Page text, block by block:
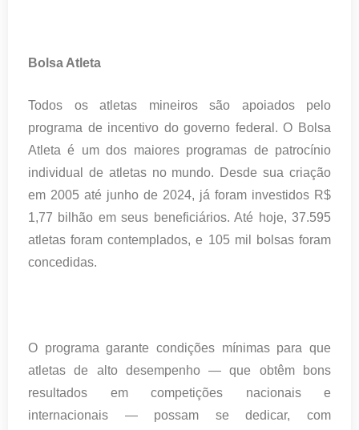
Bolsa Atleta
Todos os atletas mineiros são apoiados pelo
programa de incentivo do governo federal. O Bolsa
Atleta é um dos maiores programas de patrocínio
individual de atletas no mundo. Desde sua criação
em 2005 até junho de 2024, já foram investidos R$
1,77 bilhão em seus beneficiários. Até hoje, 37.595
atletas foram contemplados, e 105 mil bolsas foram
concedidas.
O programa garante condições mínimas para que
atletas de alto desempenho — que obtêm bons
resultados em competições nacionais e
internacionais — possam se dedicar, com